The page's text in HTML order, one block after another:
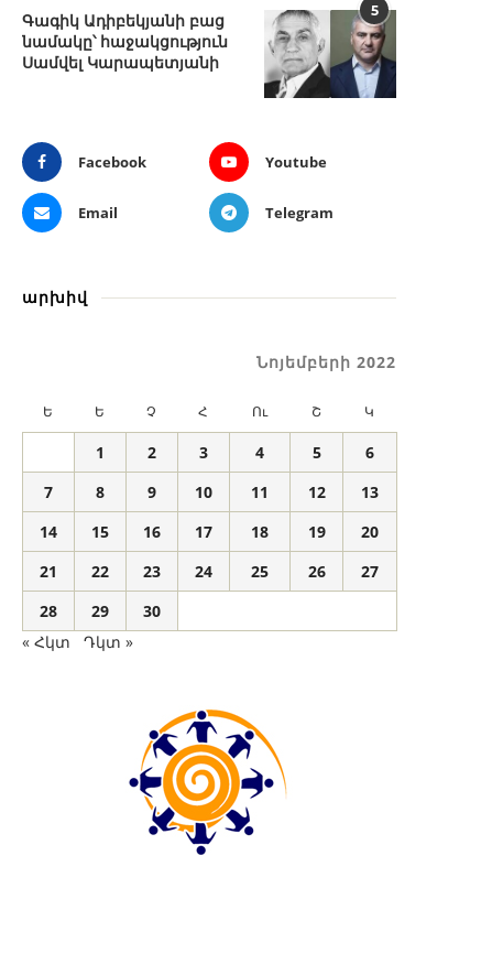
5
Գագիկ Ադիբեկյանի բաց
նամակը՝ հաջակցություն
Սամվել Կարապետյանի
Facebook Youtube
Email Telegram
արխիվ
Նոյեմբերի 2022
Ե Ե Չ Հ Ու Շ Կ
1 2 3 4 5
6
7
8 9 10 11 12
13
14
15 16 17 18 19
20
21
22 23 24 25 26
27
28
29
30
« Հկտ
Դկտ »